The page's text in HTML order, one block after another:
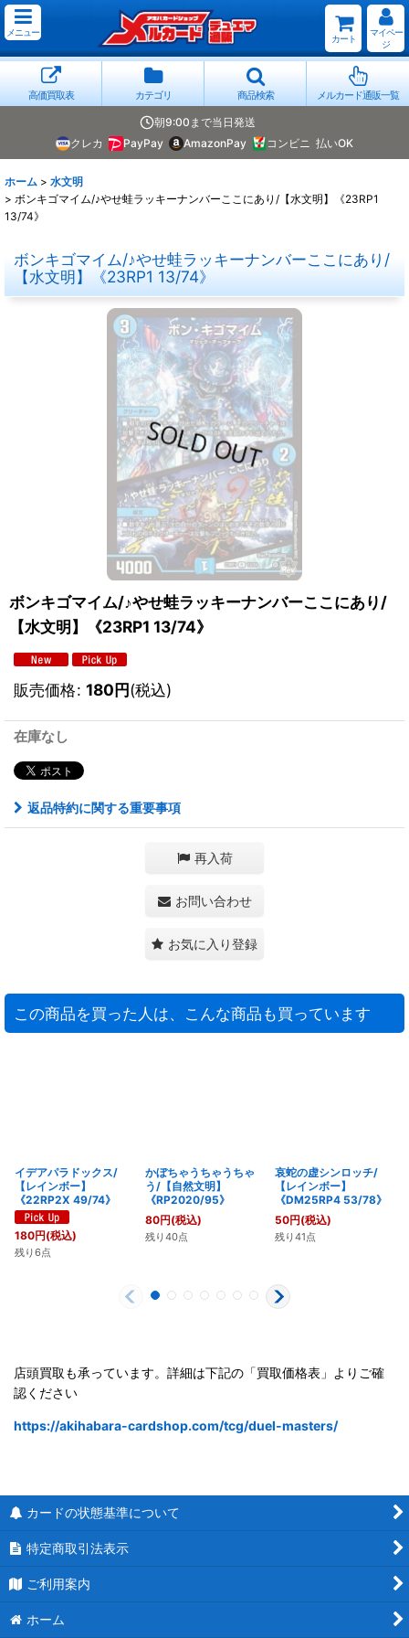
メニュー
カート
マイペー
ジ
高価買取表 カテゴリ 商品検索 メルカード通販一覧
朝9:00まで当日発送
クレカ
PayPay AmazonPay コンビニ 払いOK
ホーム > 水文明
> ボンキゴマイム/♪やせ蛙ラッキーナンバーここにあり/【水文明】《23RP1
13/74》
ボンキゴマイム/♪やせ蛙ラッキーナンバーここにあり/
【水文明】《23RP1 13/74》
ボンキゴマイム/♪やせ蛙ラッキーナンバーここにあり/
【水文明】《23RP1 13/74》
販売価格: 180円(税込)
在庫なし
返品特約に関する重要事項
再入荷
お問い合わせ
お気に入り登録
この商品を買った人は、こんな商品も買っています
イデアパラドックス/
【レインボー】
《22RP2X 49/74》
180円(税込)
残り6点
かぼちゃうちゃうちゃ
う/【自然文明】
《RP2020/95》
80円(税込)
残り40点
哀蛇の虚シンロッチ/
【レインボー】
《DM25RP4 53/78》
50円(税込)
残り41点
店頭買取も承っています。詳細は下記の「買取価格表」よりご確
認ください
https://akihabara-cardshop.com/tcg/duel-masters/
カードの状態基準について
特定商取引法表示
ご利用案内
ホーム